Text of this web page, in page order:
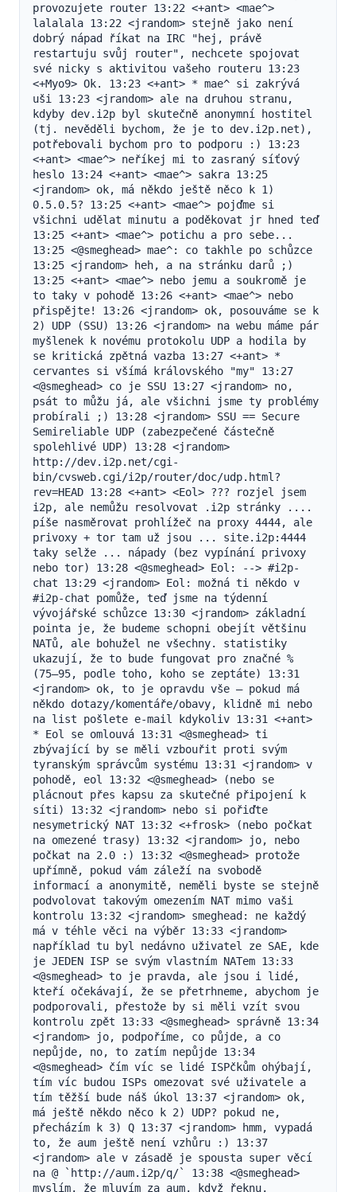
provozujete router 13:22 <+ant> <mae^>
lalalala 13:22 <jrandom> stejně jako není
dobrý nápad říkat na IRC "hej, právě
restartuju svůj router", nechcete spojovat
své nicky s aktivitou vašeho routeru 13:23
<+Myo9> Ok. 13:23 <+ant> * mae^ si zakrývá
uši 13:23 <jrandom> ale na druhou stranu,
kdyby dev.i2p byl skutečně anonymní hostitel
(tj. nevěděli bychom, že je to dev.i2p.net),
potřebovali bychom pro to podporu :) 13:23
<+ant> <mae^> neříkej mi to zasraný síťový
heslo 13:24 <+ant> <mae^> sakra 13:25
<jrandom> ok, má někdo ještě něco k 1)
0.5.0.5? 13:25 <+ant> <mae^> pojďme si
všichni udělat minutu a poděkovat jr hned teď
13:25 <+ant> <mae^> potichu a pro sebe...
13:25 <@smeghead> mae^: co takhle po schůzce
13:25 <jrandom> heh, a na stránku darů ;)
13:25 <+ant> <mae^> nebo jemu a soukromě je
to taky v pohodě 13:26 <+ant> <mae^> nebo
přispějte! 13:26 <jrandom> ok, posouváme se k
2) UDP (SSU) 13:26 <jrandom> na webu máme pár
myšlenek k novému protokolu UDP a hodila by
se kritická zpětná vazba 13:27 <+ant> *
cervantes si všímá královského "my" 13:27
<@smeghead> co je SSU 13:27 <jrandom> no,
psát to můžu já, ale všichni jsme ty problémy
probírali ;) 13:28 <jrandom> SSU == Secure
Semireliable UDP (zabezpečené částečně
spolehlivé UDP) 13:28 <jrandom>
http://dev.i2p.net/cgi-
bin/cvsweb.cgi/i2p/router/doc/udp.html?
rev=HEAD 13:28 <+ant> <Eol> ??? rozjel jsem
i2p, ale nemůžu resolvovat .i2p stránky ....
píše nasměrovat prohlížeč na proxy 4444, ale
privoxy + tor tam už jsou ... site.i2p:4444
taky selže ... nápady (bez vypínání privoxy
nebo tor) 13:28 <@smeghead> Eol: --> #i2p-
chat 13:29 <jrandom> Eol: možná ti někdo v
#i2p-chat pomůže, teď jsme na týdenní
vývojářské schůzce 13:30 <jrandom> základní
pointa je, že budeme schopni obejít většinu
NATů, ale bohužel ne všechny. statistiky
ukazují, že to bude fungovat pro značné %
(75–95, podle toho, koho se zeptáte) 13:31
<jrandom> ok, to je opravdu vše – pokud má
někdo dotazy/komentáře/obavy, klidně mi nebo
na list pošlete e‑mail kdykoliv 13:31 <+ant>
* Eol se omlouvá 13:31 <@smeghead> ti
zbývající by se měli vzbouřit proti svým
tyranským správcům systému 13:31 <jrandom> v
pohodě, eol 13:32 <@smeghead> (nebo se
plácnout přes kapsu za skutečné připojení k
síti) 13:32 <jrandom> nebo si pořiďte
nesymetrický NAT 13:32 <+frosk> (nebo počkat
na omezené trasy) 13:32 <jrandom> jo, nebo
počkat na 2.0 :) 13:32 <@smeghead> protože
upřímně, pokud vám záleží na svobodě
informací a anonymitě, neměli byste se stejně
podvolovat takovým omezením NAT mimo vaši
kontrolu 13:32 <jrandom> smeghead: ne každý
má v téhle věci na výběr 13:33 <jrandom>
například tu byl nedávno uživatel ze SAE, kde
je JEDEN ISP se svým vlastním NATem 13:33
<@smeghead> to je pravda, ale jsou i lidé,
kteří očekávají, že se přetrhneme, abychom je
podporovali, přestože by si měli vzít svou
kontrolu zpět 13:33 <@smeghead> správně 13:34
<jrandom> jo, podpoříme, co půjde, a co
nepůjde, no, to zatím nepůjde 13:34
<@smeghead> čím víc se lidé ISPčkům ohýbají,
tím víc budou ISPs omezovat své uživatele a
tím těžší bude náš úkol 13:37 <jrandom> ok,
má ještě někdo něco k 2) UDP? pokud ne,
přecházím k 3) Q 13:37 <jrandom> hmm, vypadá
to, že aum ještě není vzhůru :) 13:37
<jrandom> ale v zásadě je spousta super věcí
na @ `http://aum.i2p/q/` 13:38 <@smeghead>
myslím, že mluvím za aum, když řeknu,